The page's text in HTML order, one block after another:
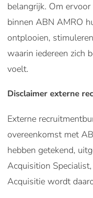
belangrijk. Om
binnen ABN AMRO
ontplooien,
waarin iedereen zich
voelt.
Disclaimer externe
Externe
overeenkomst met
hebben getekend,
Acquisition
Acquisitie wordt